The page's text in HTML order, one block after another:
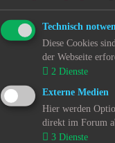
Technisch
Diese Cookies
der Webseite
2 Dienste
Externe Medien
Hier werden
direkt im Forum
3 Dienste